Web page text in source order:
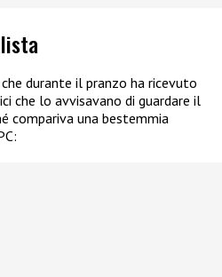
durante il pranzo ha ricevuto
che lo avvisavano di guardare il
compariva una bestemmia